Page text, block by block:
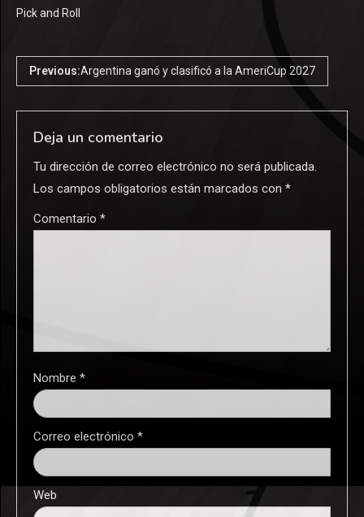
Pick and Roll
Previous:Argentina ganó y clasificó a la AmeriCup 2027
Deja un comentario
Tu dirección de correo electrónico no será publicada.
Los campos obligatorios están marcados con *
Comentario *
Nombre *
Correo electrónico *
Web